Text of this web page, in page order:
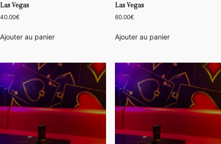
Las Vegas
40.00€
Ajouter au panier
Las Vegas
60.00€
Ajouter au panier